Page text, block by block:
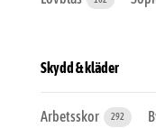
Skydd & kläder
Arbetsskor 292